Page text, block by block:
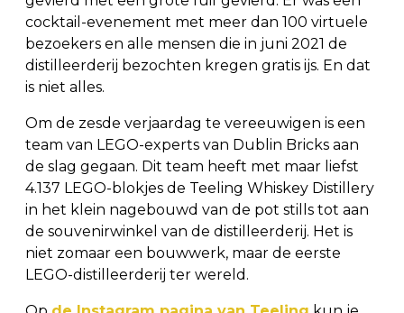
cocktail-evenement met meer dan 100 virtuele
bezoekers en alle mensen die in juni 2021 de
distilleerderij bezochten kregen gratis ijs. En dat
is niet alles.
Om de zesde verjaardag te vereeuwigen is een
team van LEGO-experts van Dublin Bricks aan
de slag gegaan. Dit team heeft met maar liefst
4.137 LEGO-blokjes de Teeling Whiskey Distillery
in het klein nagebouwd van de pot stills tot aan
de souvenirwinkel van de distilleerderij. Het is
niet zomaar een bouwwerk, maar de eerste
LEGO-distilleerderij ter wereld.